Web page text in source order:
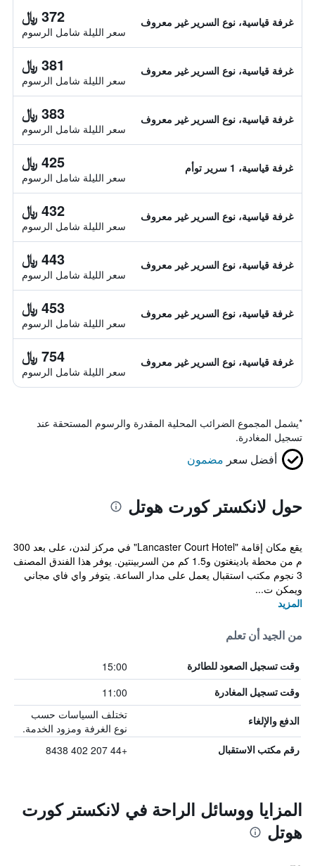
غرفة قياسية، نوع السرير غير معروف 372 ﷼
سعر الليلة شامل الرسوم
غرفة قياسية، نوع السرير غير معروف 381 ﷼
سعر الليلة شامل الرسوم
غرفة قياسية، نوع السرير غير معروف 383 ﷼
سعر الليلة شامل الرسوم
غرفة قياسية، 1 سرير توأم 425 ﷼
سعر الليلة شامل الرسوم
غرفة قياسية، نوع السرير غير معروف 432 ﷼
سعر الليلة شامل الرسوم
غرفة قياسية، نوع السرير غير معروف 443 ﷼
سعر الليلة شامل الرسوم
غرفة قياسية، نوع السرير غير معروف 453 ﷼
سعر الليلة شامل الرسوم
غرفة قياسية، نوع السرير غير معروف 754 ﷼
سعر الليلة شامل الرسوم
*يشمل المجموع الضرائب المحلية المقدرة والرسوم المستحقة عند
تسجيل المغادرة.
أفضل سعر مضمون
حول لانكستر كورت هوتل
يقع مكان إقامة "Lancaster Court Hotel" في مركز لندن، على بعد 300
م من محطة بادينغتون و1.5 كم من السربينتين. يوفر هذا الفندق المصنف
3 نجوم مكتب استقبال يعمل على مدار الساعة. يتوفر واي فاي مجاني
ويمكن ت...
المزيد
من الجيد أن تعلم
وقت تسجيل الصعود للطائرة 15:00
وقت تسجيل المغادرة 11:00
الدفع والإلغاء
تختلف السياسات حسب
نوع الغرفة ومزود الخدمة.
رقم مكتب الاستقبال +44 207 402 8438
المزايا ووسائل الراحة في لانكستر كورت
هوتل